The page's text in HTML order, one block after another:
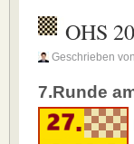
OHS
Geschrieben von
7.Runde